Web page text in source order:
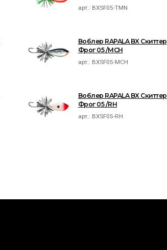
арт.: BXSF05-TMN
Воблер RAPALA BX Скиттер
Фрог 05 /MCH
арт.: BXSF05-MCH
Воблер RAPALA BX Скиттер
Фрог 05 /RH
арт.: BXSF05-RH